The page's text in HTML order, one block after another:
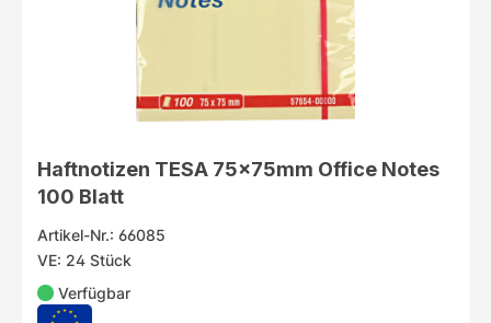
Haftnotizen TESA 75x75mm Office Notes
100 Blatt
Artikel-Nr.: 66085
VE: 24 Stück
Verfügbar